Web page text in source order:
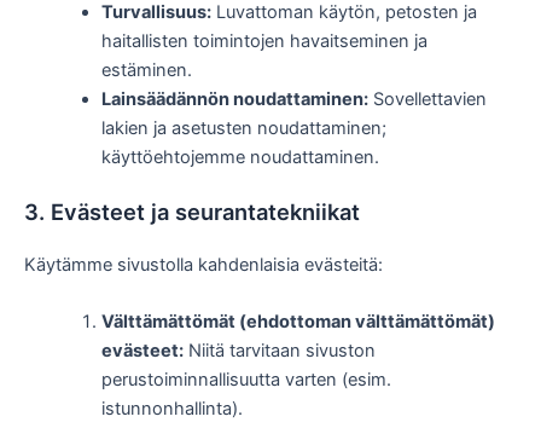
Turvallisuus:Luvattoman käytön, petosten ja
haitallisten toimintojen havaitseminen ja
estäminen.
Lainsäädännön noudattaminen:Sovellettavien
lakien ja asetusten noudattaminen;
käyttöehtojemme noudattaminen.
3. Evästeet ja seurantatekniikat
Käytämme sivustolla kahdenlaisia evästeitä:
Välttämättömät (ehdottoman välttämättömät)
evästeet:Niitä tarvitaan sivuston
perustoiminnallisuutta varten (esim.
istunnonhallinta).